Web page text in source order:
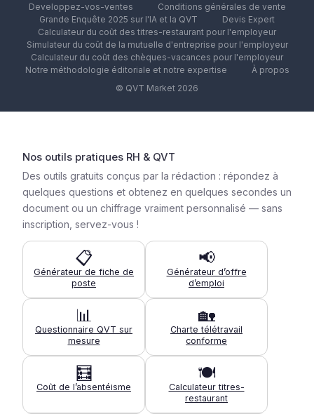
Developpez-vos-ventes
Conditions générales de vente
Grande Enquête 2025 sur l'IA et la QVT
Devis Expert
Calculateur du coût des titres-restaurant pour l'employeur
Simulateur du coût de la mutuelle d'entreprise pour l'employeur
Calculateur du coût des chèques-vacances pour l'employeur
Notre méthodologie éditoriale et notre expertise
À propos
© QVT Market 2026
Nos outils pratiques RH & QVT
Des outils gratuits conçus par la rédaction : répondez à
quelques questions et obtenez en quelques secondes un
document ou un chiffrage vraiment personnalisé — sans
inscription, servez-vous !
📋
Générateur de fiche de
poste
📢
Générateur d’offre
d’emploi
📊
Questionnaire QVT sur
mesure
🏡
Charte télétravail
conforme
🧮
Coût de l’absentéisme
🍽️
Calculateur titres-
restaurant